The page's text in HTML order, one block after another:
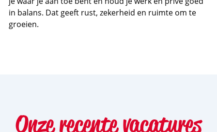
in balans. Dat geeft rust, zekerheid en ruimte om te
groeien.
Onze recente vacatures